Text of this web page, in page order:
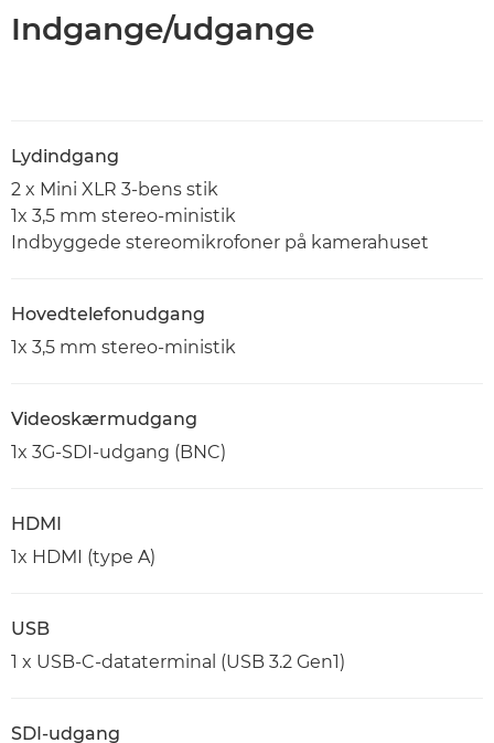
Indgange/udgange
Lydindgang
2 x Mini XLR 3-bens stik
1x 3,5 mm stereo-ministik
Indbyggede stereomikrofoner på kamerahuset
Hovedtelefonudgang
1x 3,5 mm stereo-ministik
Videoskærmudgang
1x 3G-SDI-udgang (BNC)
HDMI
1x HDMI (type A)
USB
1 x USB-C-dataterminal (USB 3.2 Gen1)
SDI-udgang